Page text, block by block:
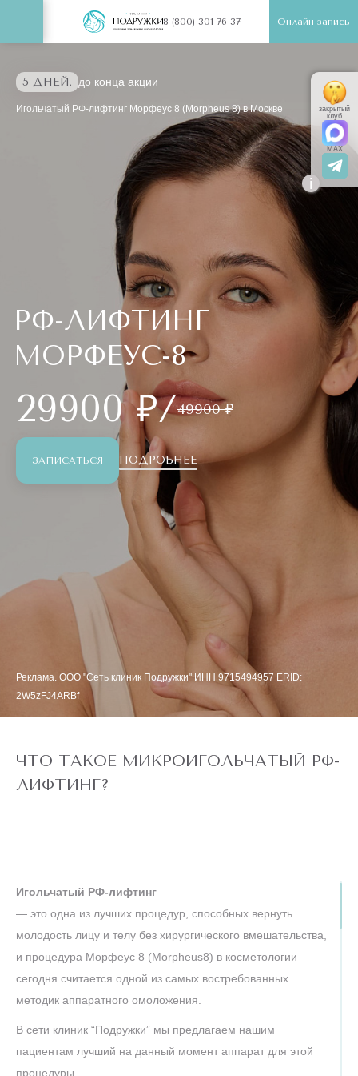
8 (800) 301-76-37 Онлайн-запись
5 ДНЕЙ. до конца акции
Игольчатый РФ-лифтинг Морфеус 8 (Morpheus 8) в Москве
РФ-ЛИФТИНГ
МОРФЕУС-8
29900 ₽/49900 ₽
ЗАПИСАТЬСЯ ПОДРОБНЕЕ
Реклама. ООО "Сеть клиник Подружки" ИНН 9715494957 ERID:
2W5zFJ4ARBf
ЧТО ТАКОЕ МИКРОИГОЛЬЧАТЫЙ РФ-
ЛИФТИНГ?
Игольчатый РФ-лифтинг
— это одна из лучших процедур, способных вернуть
молодость лицу и телу без хирургического вмешательства,
и процедура Морфеус 8 (Morpheus8) в косметологии
сегодня считается одной из самых востребованных
методик аппаратного омоложения.
В сети клиник “Подружки” мы предлагаем нашим
пациентам лучший на данный момент аппарат для этой
процедуры —
i
закрытый
клуб
MAX